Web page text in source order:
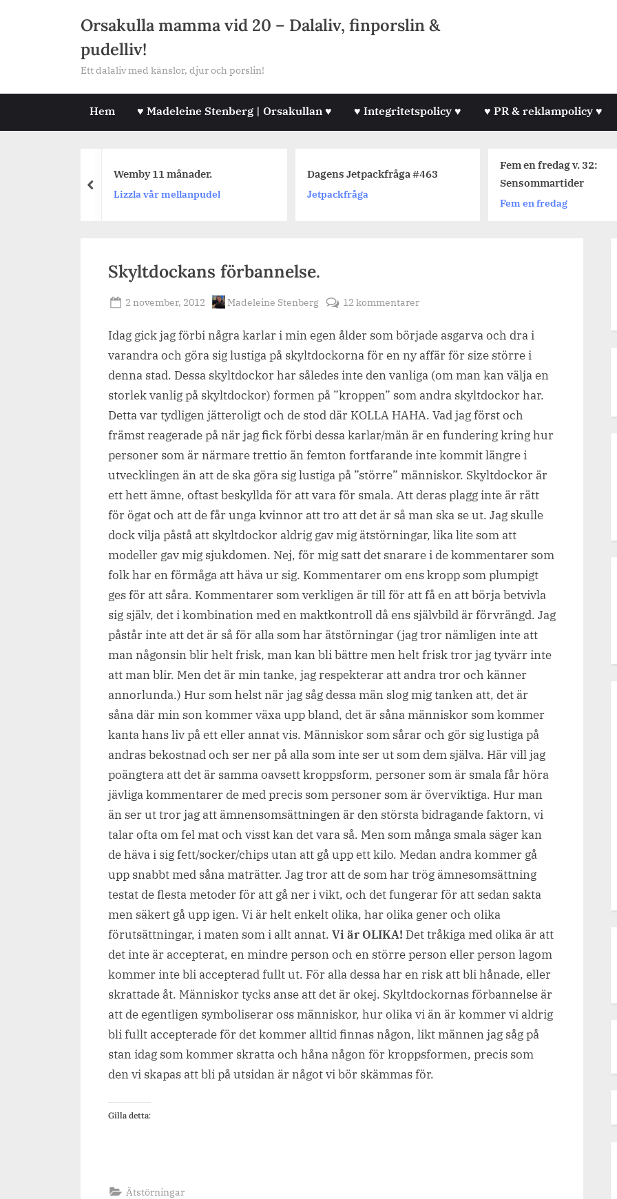
Orsakulla mamma vid 20 – Dalaliv, finporslin &
pudelliv!
Ett dalaliv med känslor, djur och porslin!
Hem ♥ Madeleine Stenberg | Orsakullan ♥ ♥ Integritetspolicy ♥ ♥ PR & reklampolicy ♥
Wemby 11 månader.
Lizzla vår mellanpudel
Dagens Jetpackfråga #463
Jetpackfråga
Fem en fredag v. 32:
Sensommartider
Fem en fredag
prev
Skyltdockans förbannelse.
Posted
2 november, 2012 By
Madeleine Stenberg 12 kommentarertill
förbannelse.
Idag gick jag förbi några karlar i min egen ålder som började asgarva och dra i
varandra och göra sig lustiga på skyltdockorna för en ny affär för size större i
denna stad. Dessa skyltdockor har således inte den vanliga (om man kan välja en
storlek vanlig på skyltdockor) formen på ”kroppen” som andra skyltdockor har.
Detta var tydligen jätteroligt och de stod där KOLLA HAHA. Vad jag först och
främst reagerade på när jag fick förbi dessa karlar/män är en fundering kring hur
personer som är närmare trettio än femton fortfarande inte kommit längre i
utvecklingen än att de ska göra sig lustiga på ”större” människor. Skyltdockor är
ett hett ämne, oftast beskyllda för att vara för smala. Att deras plagg inte är rätt
för ögat och att de får unga kvinnor att tro att det är så man ska se ut. Jag skulle
dock vilja påstå att skyltdockor aldrig gav mig ätstörningar, lika lite som att
modeller gav mig sjukdomen. Nej, för mig satt det snarare i de kommentarer som
folk har en förmåga att häva ur sig. Kommentarer om ens kropp som plumpigt
ges för att såra. Kommentarer som verkligen är till för att få en att börja betvivla
sig själv, det i kombination med en maktkontroll då ens självbild är förvrängd. Jag
påstår inte att det är så för alla som har ätstörningar (jag tror nämligen inte att
man någonsin blir helt frisk, man kan bli bättre men helt frisk tror jag tyvärr inte
att man blir. Men det är min tanke, jag respekterar att andra tror och känner
annorlunda.) Hur som helst när jag såg dessa män slog mig tanken att, det är
såna där min son kommer växa upp bland, det är såna människor som kommer
kanta hans liv på ett eller annat vis. Människor som sårar och gör sig lustiga på
andras bekostnad och ser ner på alla som inte ser ut som dem själva. Här vill jag
poängtera att det är samma oavsett kroppsform, personer som är smala får höra
jävliga kommentarer de med precis som personer som är överviktiga. Hur man
än ser ut tror jag att ämnensomsättningen är den största bidragande faktorn, vi
talar ofta om fel mat och visst kan det vara så. Men som många smala säger kan
de häva i sig fett/socker/chips utan att gå upp ett kilo. Medan andra kommer gå
upp snabbt med såna maträtter. Jag tror att de som har trög ämnesomsättning
testat de flesta metoder för att gå ner i vikt, och det fungerar för att sedan sakta
men säkert gå upp igen. Vi är helt enkelt olika, har olika gener och olika
förutsättningar, i maten som i allt annat. Vi är OLIKA! Det tråkiga med olika är att
det inte är accepterat, en mindre person och en större person eller person lagom
kommer inte bli accepterad fullt ut. För alla dessa har en risk att bli hånade, eller
skrattade åt. Människor tycks anse att det är okej. Skyltdockornas förbannelse är
att de egentligen symboliserar oss människor, hur olika vi än är kommer vi aldrig
bli fullt accepterade för det kommer alltid finnas någon, likt männen jag såg på
stan idag som kommer skratta och håna någon för kroppsformen, precis som
den vi skapas att bli på utsidan är något vi bör skämmas för.
Gilla detta:
Ätstörningar